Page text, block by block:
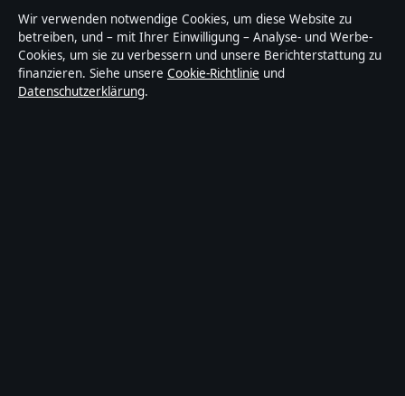
Über Lagepunkt in Kürze
Lagepunkt ist ein unabhängiger digitaler
Nachrichtenanbieter mit Fokus auf Politik, Wirtschaft,
Technik und Gesellschaft in Deutschland. Jeder Artikel
Wir verwenden notwendige Cookies, um diese Website zu
betreiben, und – mit Ihrer Einwilligung – Analyse- und Werbe-
Cookies, um sie zu verbessern und unsere Berichterstattung zu
finanzieren. Siehe unsere Cookie-Richtlinie und
Datenschutzerklärung.